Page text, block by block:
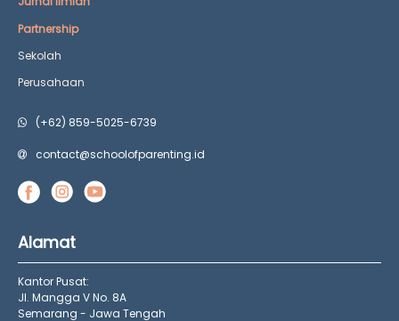
Partnership
Sekolah
Perusahaan
(+62) 859-5025-6739
contact@schoolofparenting.id
Alamat
Kantor Pusat:
Jl. Mangga V No. 8A
Semarang - Jawa Tengah